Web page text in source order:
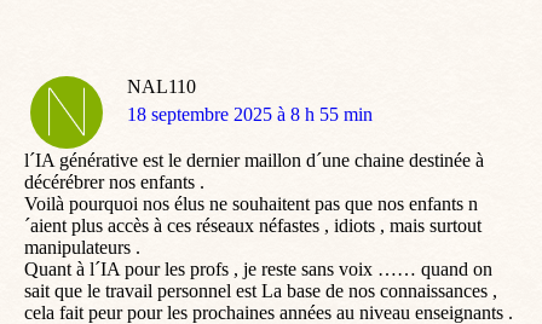
NAL110
dit
18 septembre 2025 à 8 h 55 min
l´IA générative est le dernier maillon d´une chaine destinée à
décérébrer nos enfants .
Voilà pourquoi nos élus ne souhaitent pas que nos enfants n
´aient plus accès à ces réseaux néfastes , idiots , mais surtout
manipulateurs .
Quant à l´IA pour les profs , je reste sans voix …… quand on
sait que le travail personnel est La base de nos connaissances ,
cela fait peur pour les prochaines années au niveau enseignants .